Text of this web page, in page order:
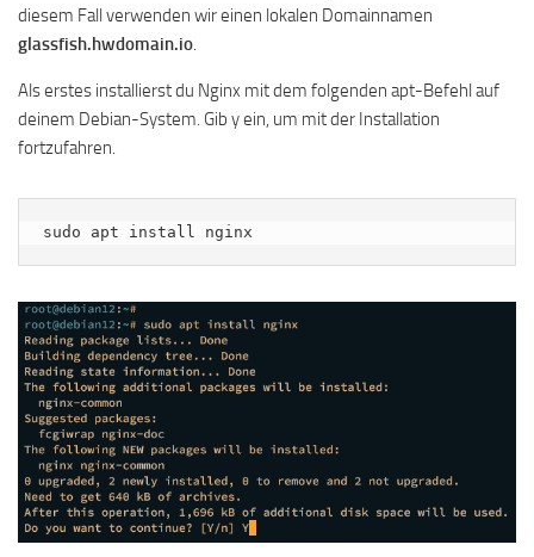
diesem Fall verwenden wir einen lokalen Domainnamen
glassfish.hwdomain.io.
Als erstes installierst du Nginx mit dem folgenden apt-Befehl auf
deinem Debian-System. Gib y ein, um mit der Installation
fortzufahren.
sudo apt install nginx